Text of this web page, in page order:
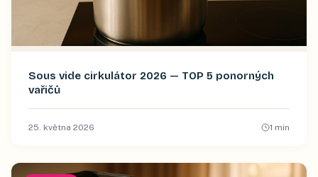
Sous vide cirkulátor 2026 — TOP 5 ponorných
vařičů
25. května 2026 1 min